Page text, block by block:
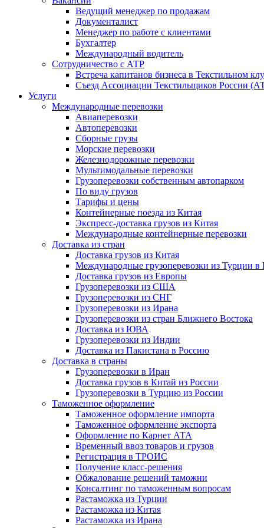
Ведущий менеджер по продажам
Документалист
Менеджер по работе с клиентами
Бухгалтер
Международный водитель
Сотрудничество с АТР
Встреча капитанов бизнеса в Текстильном
Съезд Ассоциации Текстильщиков России
Услуги
Международные перевозки
Авиаперевозки
Автоперевозки
Сборные грузы
Морские перевозки
Железнодорожные перевозки
Мультимодальные перевозки
Грузоперевозки собственным автопарком
По виду грузов
Тарифы и цены
Контейнерные поезда из Китая
Экспресс-доставка грузов из Китая
Международные контейнерные перевозки
Доставка из стран
Доставка грузов из Китая
Международные грузоперевозки из Турции в
Доставка грузов из Европы
Грузоперевозки из США
Грузоперевозки из СНГ
Грузоперевозки из Ирана
Грузоперевозки из стран Ближнего Востока
Доставка из ЮВА
Грузоперевозки из Индии
Доставка из Пакистана в Россию
Доставка в страны
Грузоперевозки в Иран
Доставка грузов в Китай из России
Грузоперевозки в Турцию из России
Таможенное оформление
Таможенное оформление импорта
Таможенное оформление экспорта
Оформление по Карнет АТА
Временный ввоз товаров и грузов
Регистрация в ТРОИС
Получение класс-решения
Обжалование решений таможни
Консалтинг по таможенным вопросам
Растаможка из Турции
Растаможка из Китая
Растаможка из Ирана